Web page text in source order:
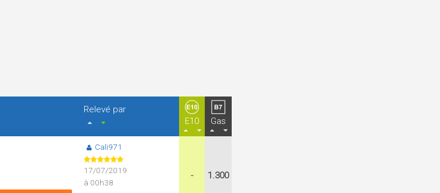
Relevé par
E10
Gas
Cali971
17/07/2019
à 00h38
- 1.300